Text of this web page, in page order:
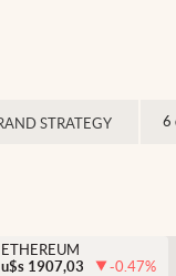
STRATEGY 6
ETHEREUM
u$s 1907,03 -0.47%